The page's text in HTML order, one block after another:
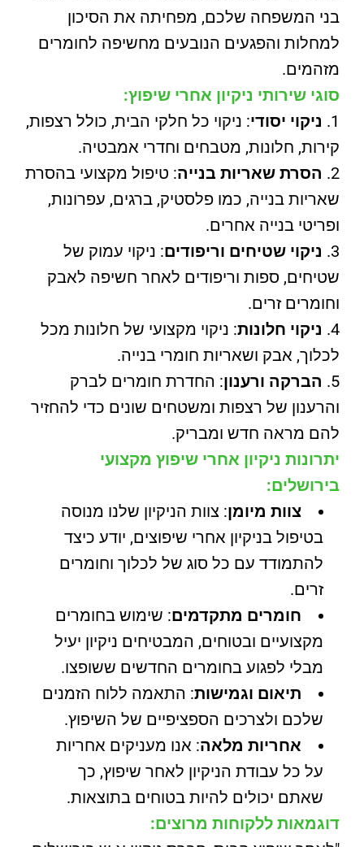
בני המשפחה שלכם, מפחיתה את הסיכון
למחלות והפגעים הנובעים מחשיפה לחומרים
מזהמים.
סוגי שירותי ניקיון אחרי שיפוץ:
ניקוי יסודי: ניקוי כל חלקי הבית, כולל רצפות,
קירות, חלונות, מטבחים וחדרי אמבטיה.
הסרת שאריות בנייה: טיפול מקצועי בהסרת
שאריות בנייה, כמו פלסטיק, ברגים, עפרונות,
ופריטי בנייה אחרים.
ניקוי שטיחים וריפודים: ניקוי עמוק של
שטיחים, ספות וריפודים לאחר חשיפה לאבק
וחומרים זרים.
ניקוי חלונות: ניקוי מקצועי של חלונות מכל
לכלוך, אבק ושאריות חומרי בנייה.
הברקה ורענון: החדרת חומרים לברק
והרענון של רצפות ומשטחים שונים כדי להחזיר
להם מראה חדש ומבריק.
יתרונות ניקיון אחרי שיפוץ מקצועי
בירושלים:
צוות מיומן: צוות הניקיון שלנו מנוסה
בטיפול בניקיון אחרי שיפוצים, יודע כיצד
להתמודד עם כל סוג של לכלוך וחומרים
זרים.
חומרים מתקדמים: שימוש בחומרים
מקצועיים ובטוחים, המבטיחים ניקיון יעיל
מבלי לפגוע בחומרים החדשים ששופצו.
תיאום וגמישות: התאמה ללוח הזמנים
שלכם ולצרכים הספציפיים של השיפוץ.
אחריות מלאה: אנו מעניקים אחריות
על כל עבודת הניקיון לאחר שיפוץ, כך
שאתם יכולים להיות בטוחים בתוצאות.
דוגמאות ללקוחות מרוצים: